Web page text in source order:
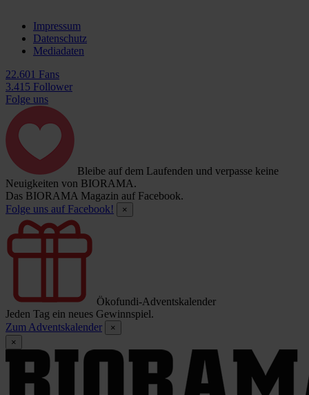
Impressum
Datenschutz
Mediadaten
22.601 Fans
3.415 Follower
Folge uns
Bleibe auf dem Laufenden und verpasse keine
Neuigkeiten von BIORAMA.
Das BIORAMA Magazin auf Facebook.
Folge uns auf Facebook!
×
Ökofundi-Adventskalender
Jeden Tag ein neues Gewinnspiel.
Zum Adventskalender
×
×